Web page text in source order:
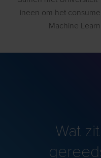
ineen om het
Machine
Wat